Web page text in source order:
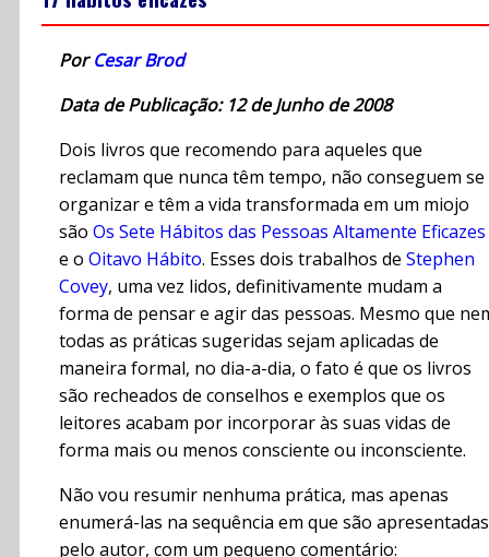
PorCesar Brod
Data de Publicação: 12 de Junho de 2008
Dois livros que recomendo para aqueles que
reclamam que nunca têm tempo, não conseguem se
organizar e têm a vida transformada em um miojo
são Os Sete Hábitos das Pessoas Altamente Eficazes
e o Oitavo Hábito. Esses dois trabalhos de Stephen
Covey, uma vez lidos, definitivamente mudam a
forma de pensar e agir das pessoas. Mesmo que
todas as práticas sugeridas sejam aplicadas de
maneira formal, no dia-a-dia, o fato é que os livros
são recheados de conselhos e exemplos que os
leitores acabam por incorporar às suas vidas de
forma mais ou menos consciente ou inconsciente.
Não vou resumir nenhuma prática, mas apenas
enumerá-las na sequência em que são apresentadas
pelo autor, com um pequeno comentário: